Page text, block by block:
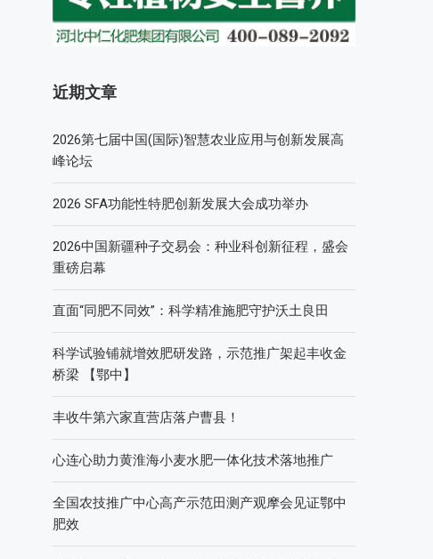
近期文章
2026第七届中国(国际)智慧农业应用与创新发展高
峰论坛
2026 SFA功能性特肥创新发展大会成功举办
2026中国新疆种子交易会：种业科创新征程，盛会
重磅启幕
直面“同肥不同效”：科学精准施肥守护沃土良田
科学试验铺就增效肥研发路，示范推广架起丰收金
桥梁 【鄂中】
丰收牛第六家直营店落户曹县！
心连心助力黄淮海小麦水肥一体化技术落地推广
全国农技推广中心高产示范田测产观摩会见证鄂中
肥效